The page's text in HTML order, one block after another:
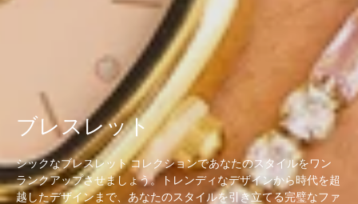
ブレスレット
シックなブレスレット コレクションであなたのスタイルをワン
ランクアップさせましょう。トレンディなデザインから時代を超
越したデザインまで、あなたのスタイルを引き立てる完璧なファ